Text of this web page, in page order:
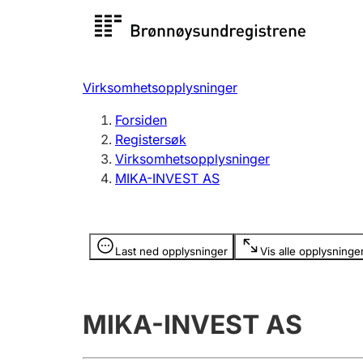
Registersøk
Registrere, endre, slette
Virksomhetsopplysninger
Forsiden
Registersøk
Virksomhetsopplysninger
MIKA-INVEST AS
Last ned opplysninger Vis alle
Opplysninger er skjult
MIKA-INVEST AS